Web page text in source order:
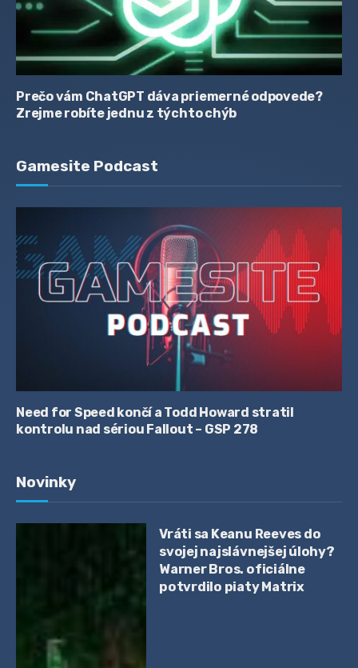
Prečo vám ChatGPT dáva priemerné odpovede?
Zrejme robíte jednu z týchto chýb
Gamesite Podcast
Need for Speed končí a Todd Howard stratil
kontrolu nad sériou Fallout – GSP 278
Novinky
Vráti sa Keanu Reeves do
svojej najslávnejšej úlohy?
Warner Bros. oficiálne
potvrdilo piaty Matrix